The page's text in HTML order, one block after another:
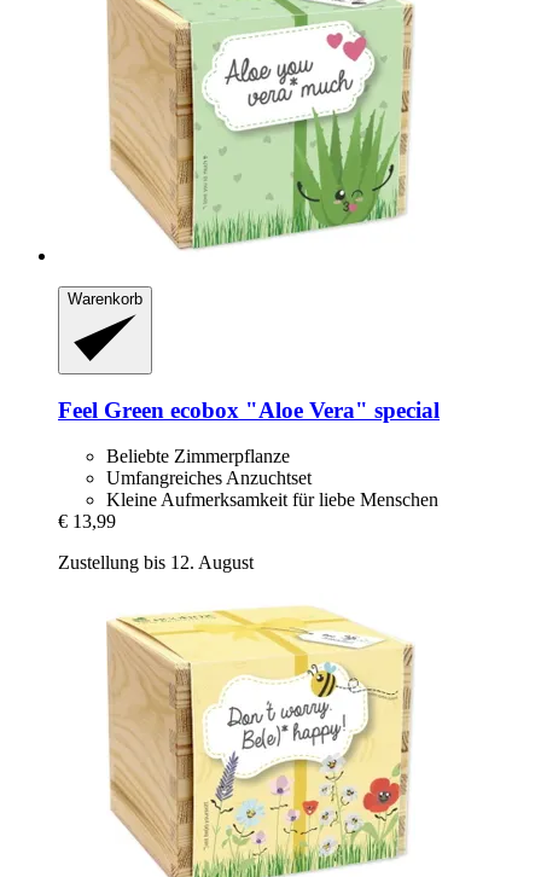
Warenkorb
Feel Green ecobox "Aloe Vera" special
Beliebte Zimmerpflanze
Umfangreiches Anzuchtset
Kleine Aufmerksamkeit für liebe Menschen
€ 13,99
Zustellung bis 12. August